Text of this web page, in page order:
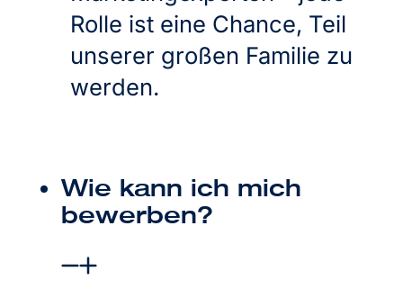
Rolle ist eine Chance, Teil
unserer großen Familie zu
werden.
Wie kann ich mich
bewerben?